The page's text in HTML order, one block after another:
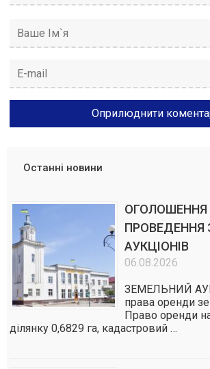
Останні новини
ОГОЛОШЕННЯ
ПРОВЕДЕННЯ
АУКЦІОНІВ
06.08.2026
ЗЕМЕЛЬНИЙ
права оренди
Право оренди
ділянку 0,6829 га, кадастровий …